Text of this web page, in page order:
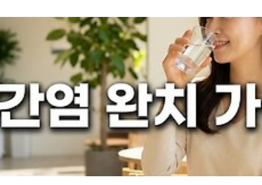
은 고기나 해외여행 중 마신 물 한 잔이 예상치 못한 건강 위협이 될 수 있다는 사실, 알고
계셨나요? 오늘은 그 막연한 불안감을 확신으로 바꿔줄 정보를 준비했어요.목차D형 간
염, 왜 B형 간염 환자만 걸릴까요?E형간염의 주요 원인은 오염된 음식과 물?놓치기 쉬
운 잠복기와 초기..